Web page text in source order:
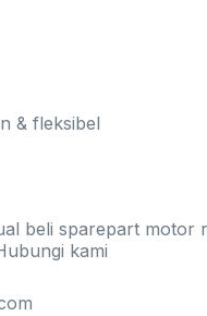
& fleksibel
beli sparepart
kami